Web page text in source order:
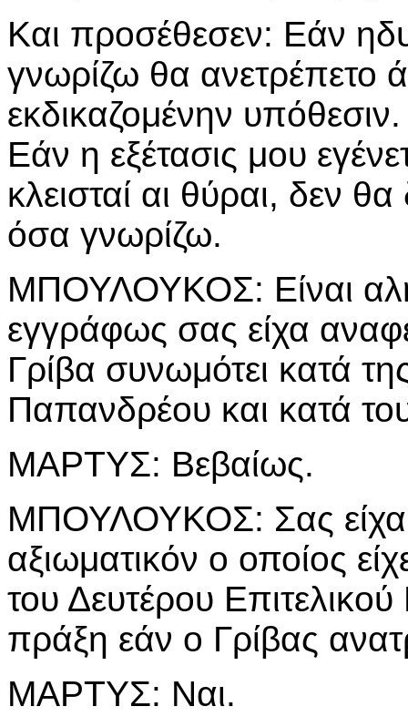
Και προσέθεσεν: Εάν
γνωρίζω θα ανετρέπετο
εκδικαζομένην
Εάν η εξέτασις μου
κλεισταί αι θύραι, δεν
όσα γνωρίζω.
ΜΠΟΥΛΟΥΚΟΣ: Είναι
εγγράφως σας είχα
Γρίβα συνωμότει κατά
Παπανδρέου και κατά
ΜΑΡΤΥΣ: Βεβαίως.
ΜΠΟΥΛΟΥΚΟΣ: Σας είχα
αξιωματικόν ο οποίος
του Δευτέρου
πράξη εάν ο Γρίβας
ΜΑΡΤΥΣ: Ναι.